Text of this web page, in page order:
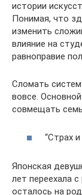
истории
Понимая, что
изменить
влияние на
равноправие
Сломать
вовсе.
совмещать
“Страх
Японская
лет переехала
осталось на